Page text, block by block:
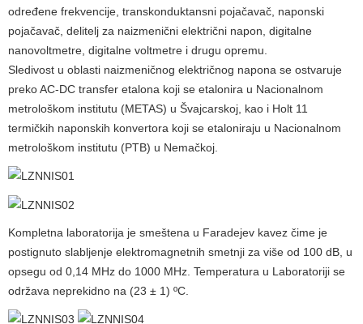
određene frekvencije, transkonduktansni pojačavač, naponski
pojačavač, delitelj za naizmenični električni napon, digitalne
nanovoltmetre, digitalne voltmetre i drugu opremu.
Sledivost u oblasti naizmeničnog električnog napona se ostvaruje
preko AC-DC transfer etalona koji se etalonira u Nacionalnom
metrološkom institutu (METAS) u Švajcarskoj, kao i Holt 11
termičkih naponskih konvertora koji se etaloniraju u Nacionalnom
metrološkom institutu (PTB) u Nemačkoj.
Kompletna laboratorija je smeštena u Faradejev kavez čime je
postignuto slabljenje elektromagnetnih smetnji za više od 100 dB, u
opsegu od 0,14 MHz do 1000 MHz. Temperatura u Laboratoriji se
održava neprekidno na (23 ± 1) ºC.